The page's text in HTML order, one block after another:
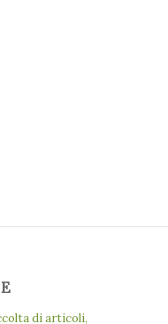
di articoli,